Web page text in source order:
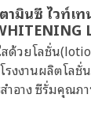
ามินซี ไวท์เท
ด้วยโลชั่น
งงานผลิตโลชั่
อาง ซีรั่มคุณภ